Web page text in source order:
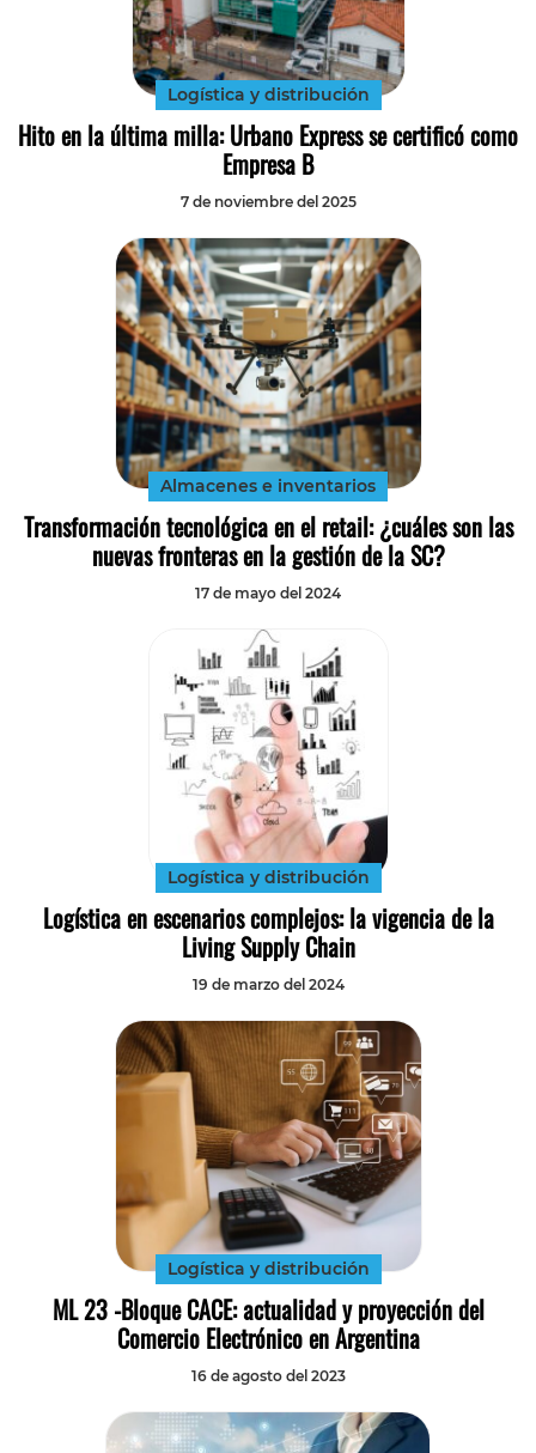
Logística y distribución
Hito en la última milla: Urbano Express se certificó como
Empresa B
7 de noviembre del 2025
Almacenes e inventarios
Transformación tecnológica en el retail: ¿cuáles son las
nuevas fronteras en la gestión de la SC?
17 de mayo del 2024
Logística y distribución
Logística en escenarios complejos: la vigencia de la
Living Supply Chain
19 de marzo del 2024
Logística y distribución
ML 23 -Bloque CACE: actualidad y proyección del
Comercio Electrónico en Argentina
16 de agosto del 2023